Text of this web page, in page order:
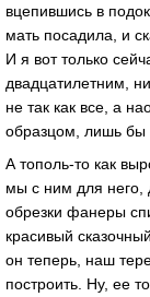
вцепившись в
мать посадила, и
И я вот только
двадцатилетним,
не так как все, а
образцом, лишь бы
А тополь-то как
мы с ним для него,
обрезки фанеры
красивый
он теперь, наш
построить. Ну, ее